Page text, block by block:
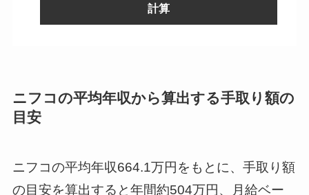
計算
ニフコの平均年収から算出する手取り額の
目安
ニフコの平均年収664.1万円をもとに、手取り額
の目安を算出すると年間約504万円、月給ベー